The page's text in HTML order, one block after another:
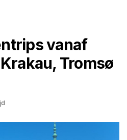
vanaf
Tromsø